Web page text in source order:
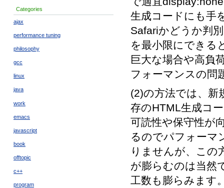
Categories
ajax
performance tuning
philosophy
gcc
linux
java
work
emacs
javascript
book
offtopic
c++
program
生成コードにも手
Safariかどうか判
を最小限にできる
巨大な場合や高負
フォーマンスの問
(2)の方法では、新
存のHTML生成コ
可読性や保守性が
るのでパフォーマ
りませんが、この
が膨らむのは当然
工数も膨らみます